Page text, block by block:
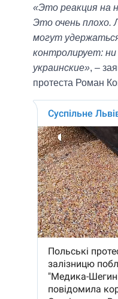
«Это реакция на
Это очень плохо.
могут
контролирует: ни
украинские», –
протеста Роман